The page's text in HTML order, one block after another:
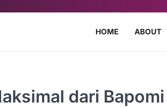
HOME ABOUT
dari